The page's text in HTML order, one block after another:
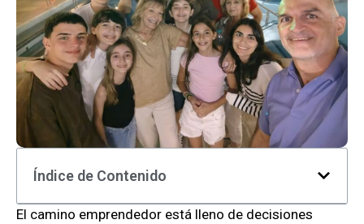
Índice de Contenido
El camino emprendedor está lleno de decisiones